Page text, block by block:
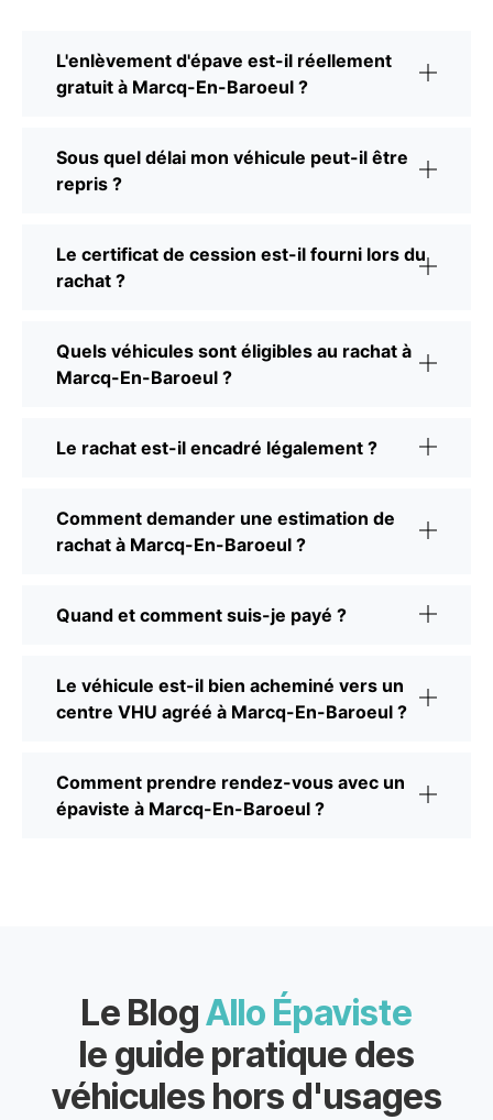
L'enlèvement d'épave est-il réellement
gratuit à Marcq-En-Baroeul ?
Sous quel délai mon véhicule peut-il être
repris ?
Le certificat de cession est-il fourni lors du
rachat ?
Quels véhicules sont éligibles au rachat à
Marcq-En-Baroeul ?
Le rachat est-il encadré légalement ?
Comment demander une estimation de
rachat à Marcq-En-Baroeul ?
Quand et comment suis-je payé ?
Le véhicule est-il bien acheminé vers un
centre VHU agréé à Marcq-En-Baroeul ?
Comment prendre rendez-vous avec un
épaviste à Marcq-En-Baroeul ?
Le BlogAllo Épaviste
le guide pratique des
véhicules hors d'usages